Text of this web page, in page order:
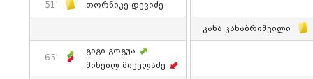
51' Თორნიკე Დევიძე
Კახა Კახაბრიშვილი
65'
Გიგი Გოგუა
Მიხეილ Მიქელაძე